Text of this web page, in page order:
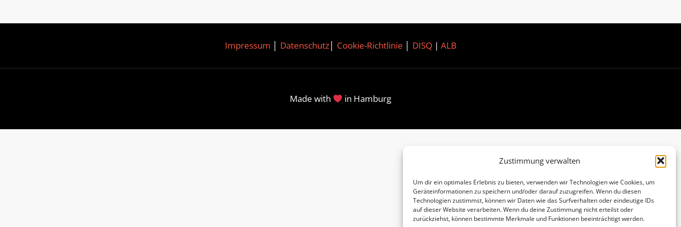
Zustimmung verwalten
Um dir ein optimales Erlebnis zu bieten, verwenden wir Technologien wie Cookies, um
Geräteinformationen zu speichern und/oder darauf zuzugreifen. Wenn du diesen
Technologien zustimmst, können wir Daten wie das Surfverhalten oder eindeutige IDs
auf dieser Website verarbeiten. Wenn du deine Zustimmung nicht erteilst oder
zurückziehst, können bestimmte Merkmale und Funktionen beeinträchtigt werden.
Impressum Datenschutz│ Cookie-Richtlinie DISQ| ALB
Made with in Hamburg